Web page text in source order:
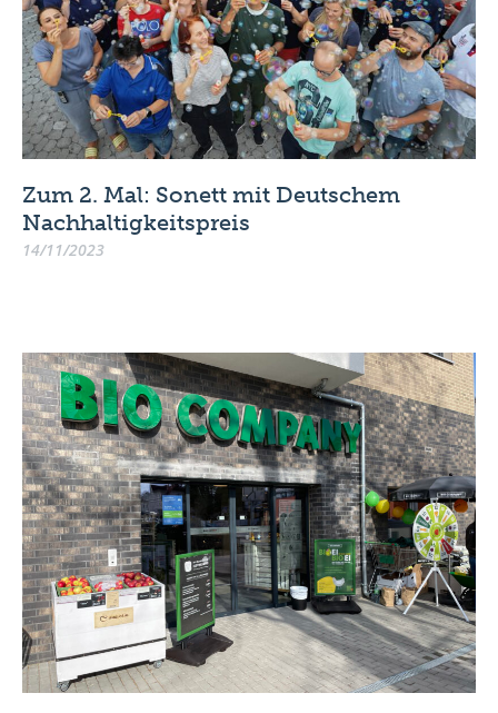
Zum 2. Mal: Sonett mit Deutschem
Nachhaltigkeitspreis
14/11/2023